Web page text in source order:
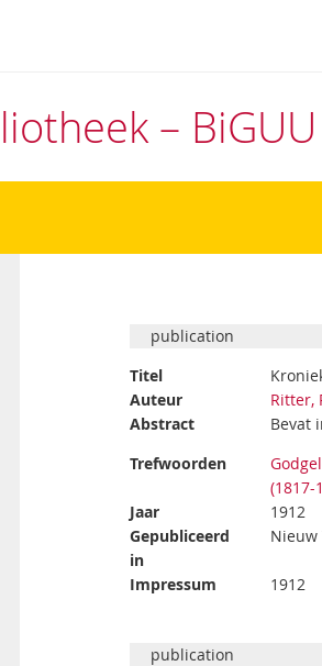
– BiGUU
publication
Titel
Auteur
Ritter,
Abstract
Bevat
Trefwoorden
(1817-
Jaar
1912
Gepubliceerd
in
Nieuw
Impressum 1912
publication